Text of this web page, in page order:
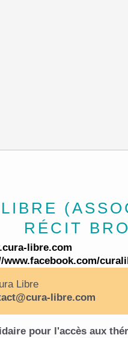
RÉCIT
libre.com
www.facebook.com/
Libre
libre.com
pour l'accès aux